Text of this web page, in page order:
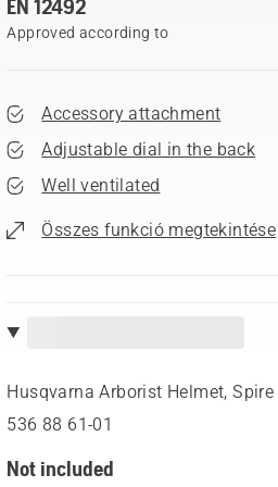
EN 12492
Approved according to
Accessory attachment
Adjustable dial in the back
Well ventilated
Összes funkció megtekintése
Husqvarna Arborist Helmet, Spire
536 88 61‑01
Not included